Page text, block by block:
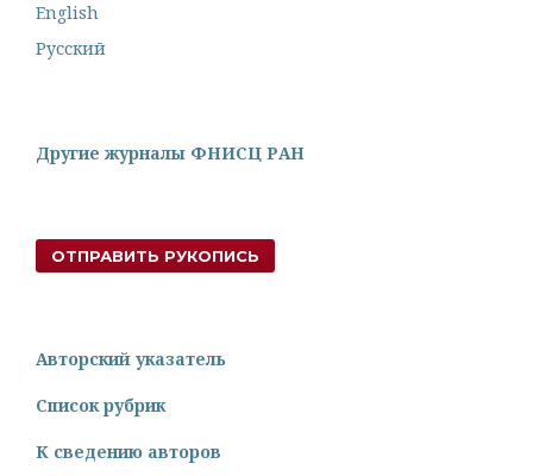
English
Русский
Другие журналы ФНИСЦ РАН
ОТПРАВИТЬ РУКОПИСЬ
Авторский указатель
Список рубрик
К сведению авторов